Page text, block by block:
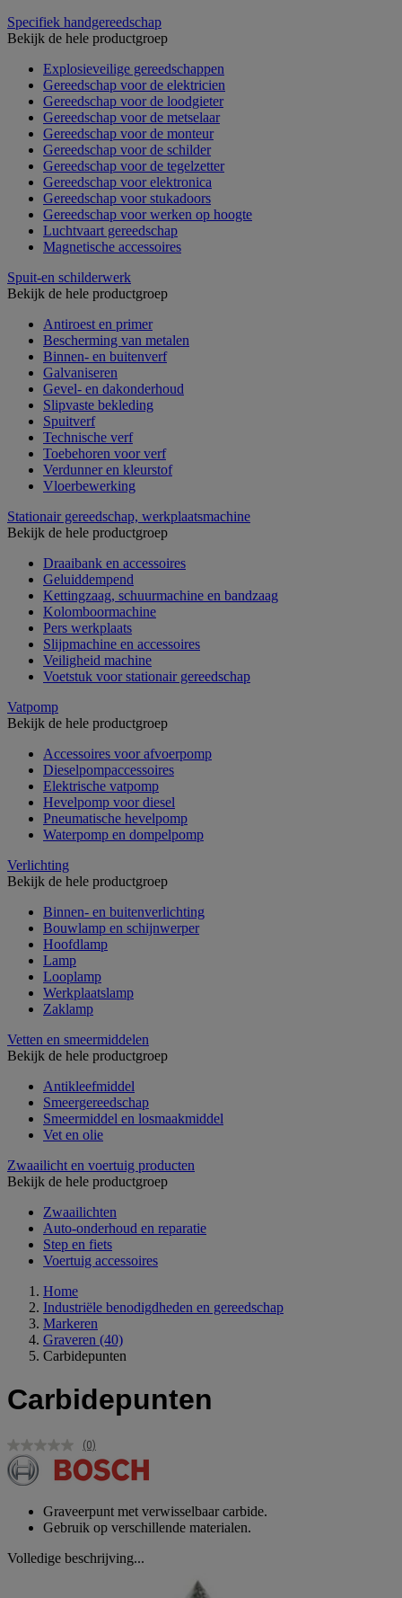
Specifiek handgereedschap
Bekijk de hele productgroep
Explosieveilige gereedschappen
Gereedschap voor de elektricien
Gereedschap voor de loodgieter
Gereedschap voor de metselaar
Gereedschap voor de monteur
Gereedschap voor de schilder
Gereedschap voor de tegelzetter
Gereedschap voor elektronica
Gereedschap voor stukadoors
Gereedschap voor werken op hoogte
Luchtvaart gereedschap
Magnetische accessoires
Spuit-en schilderwerk
Bekijk de hele productgroep
Antiroest en primer
Bescherming van metalen
Binnen- en buitenverf
Galvaniseren
Gevel- en dakonderhoud
Slipvaste bekleding
Spuitverf
Technische verf
Toebehoren voor verf
Verdunner en kleurstof
Vloerbewerking
Stationair gereedschap, werkplaatsmachine
Bekijk de hele productgroep
Draaibank en accessoires
Geluiddempend
Kettingzaag, schuurmachine en bandzaag
Kolomboormachine
Pers werkplaats
Slijpmachine en accessoires
Veiligheid machine
Voetstuk voor stationair gereedschap
Vatpomp
Bekijk de hele productgroep
Accessoires voor afvoerpomp
Dieselpompaccessoires
Elektrische vatpomp
Hevelpomp voor diesel
Pneumatische hevelpomp
Waterpomp en dompelpomp
Verlichting
Bekijk de hele productgroep
Binnen- en buitenverlichting
Bouwlamp en schijnwerper
Hoofdlamp
Lamp
Looplamp
Werkplaatslamp
Zaklamp
Vetten en smeermiddelen
Bekijk de hele productgroep
Antikleefmiddel
Smeergereedschap
Smeermiddel en losmaakmiddel
Vet en olie
Zwaailicht en voertuig producten
Bekijk de hele productgroep
Zwaailichten
Auto-onderhoud en reparatie
Step en fiets
Voertuig accessoires
Home
Industriële benodigdheden en gereedschap
Markeren
Graveren (40)
Carbidepunten
Carbidepunten
Geen
scorewaarde.
Dezelfde
(0)
Graveerpunt met verwisselbaar carbide.
Gebruik op verschillende materialen.
Volledige beschrijving...